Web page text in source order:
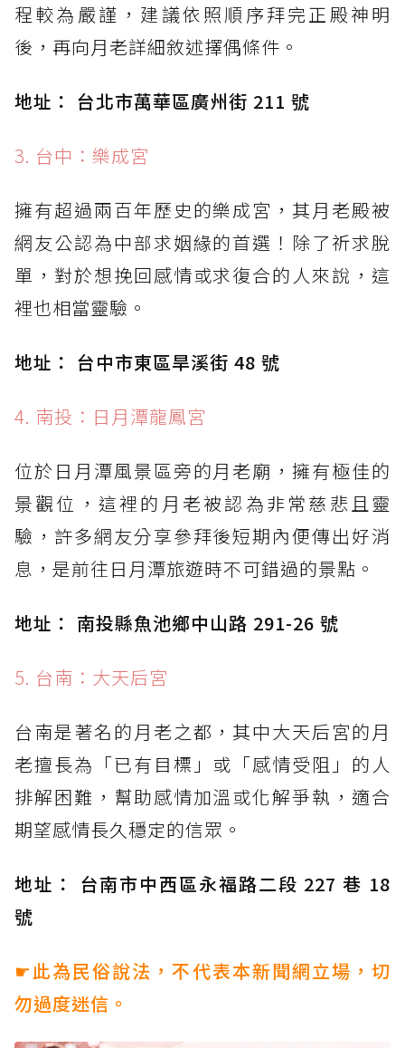
程較為嚴謹，建議依照順序拜完正殿神明
後，再向月老詳細敘述擇偶條件。
地址： 台北市萬華區廣州街 211 號
3. 台中：樂成宮
擁有超過兩百年歷史的樂成宮，其月老殿被
網友公認為中部求姻緣的首選！除了祈求脫
單，對於想挽回感情或求復合的人來說，這
裡也相當靈驗。
地址： 台中市東區旱溪街 48 號
4. 南投：日月潭龍鳳宮
位於日月潭風景區旁的月老廟，擁有極佳的
景觀位，這裡的月老被認為非常慈悲且靈
驗，許多網友分享參拜後短期內便傳出好消
息，是前往日月潭旅遊時不可錯過的景點。
地址： 南投縣魚池鄉中山路 291-26 號
5. 台南：大天后宮
台南是著名的月老之都，其中大天后宮的月
老擅長為「已有目標」或「感情受阻」的人
排解困難，幫助感情加溫或化解爭執，適合
期望感情長久穩定的信眾。
地址： 台南市中西區永福路二段 227 巷 18
號
☛此為民俗說法，不代表本新聞網立場，切
勿過度迷信。